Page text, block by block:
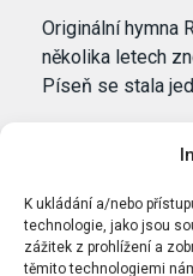
K ukládání a/nebo
technologie, jako jsou
zážitek z prohlížení a
těmito technologiemi
Originální hymna
několika letech
Píseň se stala